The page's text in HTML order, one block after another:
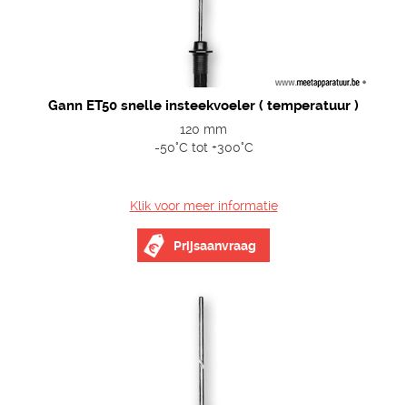
Gann ET50 snelle insteekvoeler ( temperatuur )
120 mm
-50°C tot +300°C
Klik voor meer informatie
Prijsaanvraag